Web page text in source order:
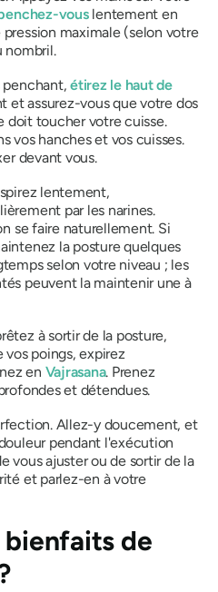
vouslentement en
maximale (selon votre
nombril.
penchant,étirez le haut de
et assurez-vous que votre dos
doit toucher votre cuisse.
vos hanches et vos cuisses.
devant vous.
lentement,
par les narines.
se faire naturellement. Si
la posture quelques
selon votre niveau ; les
peuvent la maintenir une à
à sortir de la posture,
vos poings, expirez
en Vajrasana. Prenez
et détendues.
Allez-y doucement, et
pendant l'exécution
vous ajuster ou de sortir de la
et parlez-en à votre
bienfaits de